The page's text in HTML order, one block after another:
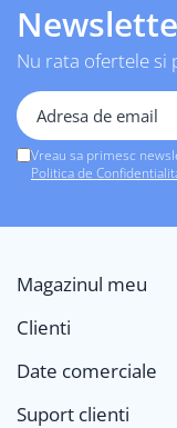
Nu rata ofertele
Vreau sa primesc
Politica de
Magazinul meu
Clienti
Date comerciale
Suport clienti